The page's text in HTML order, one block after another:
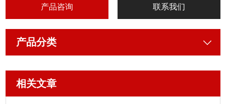
产品咨询 联系我们
产品分类
相关文章